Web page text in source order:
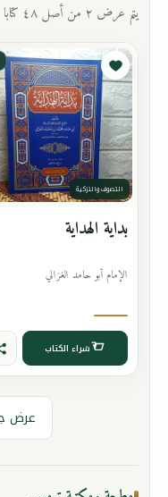
يتم عرض ٢ من أصل ٤٨ كتابا
التصوف والتزكية
بداية الهداية
الإمام أبو حامد الغزالي
شراء الكتاب
عرض